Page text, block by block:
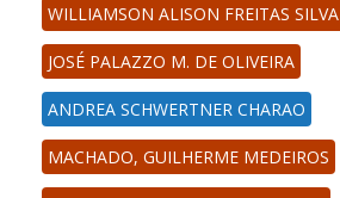
WILLIAMSON ALISON FREITAS SILVA
JOSÉ PALAZZO M. DE OLIVEIRA
ANDREA SCHWERTNER CHARAO
MACHADO, GUILHERME MEDEIROS